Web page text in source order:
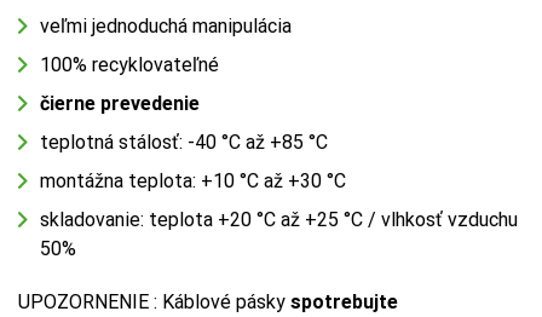
veľmi jednoduchá manipulácia
100% recyklovateľné
čierne prevedenie
teplotná stálosť: -40 °C až +85 °C
montážna teplota: +10 °C až +30 °C
skladovanie: teplota +20 °C až +25 °C / vlhkosť vzduchu
50%
UPOZORNENIE : Káblové pásky spotrebujte